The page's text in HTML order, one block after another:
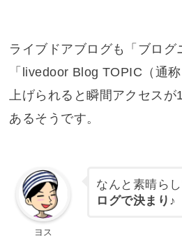
ライブドアブログも「ブログ
「livedoor Blog TOPIC（通
上げられると瞬間アクセス
あるそうです。
ヨス
なんと素晴ら
ログで決まり♪